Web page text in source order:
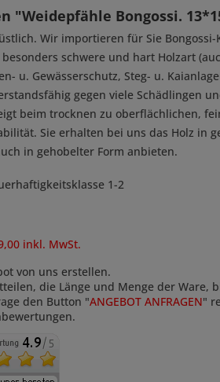
"Weidepfähle Bongossi.
Wir importieren für Sie
schwere und hart Holzart
u. Gewässerschutz, Steg- u.
gegen viele Schädlingen
beim trocknen zu oberflächlichen,
Sie erhalten bei uns das Holz in
in gehobelter Form anbieten.
1-2
inkl. MwSt.
von uns erstellen.
die Länge und Menge der Ware,
den Button "ANGEBOT ANFRAGEN"